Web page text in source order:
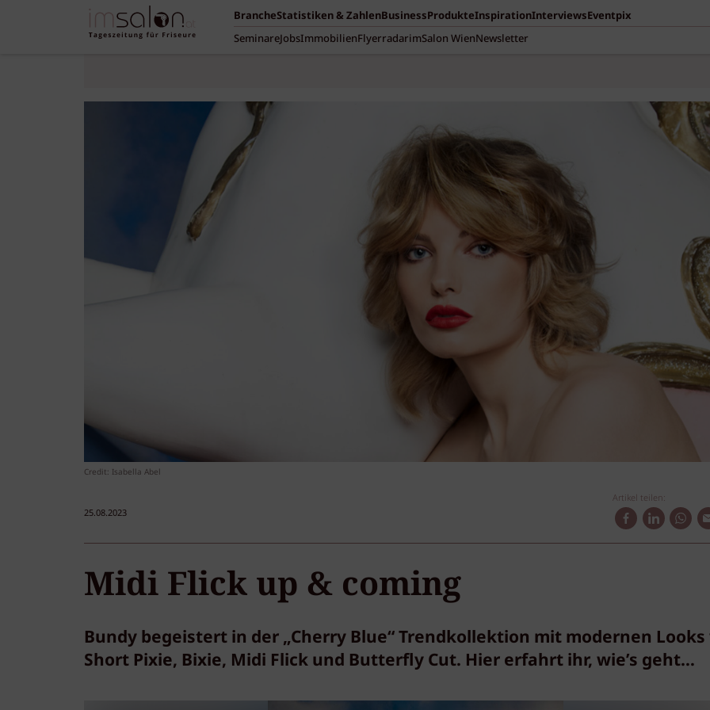
BrancheStatistiken & ZahlenBusinessProdukteInspirationInterviewsEventpix
SeminareJobsImmobilienFlyerradarimSalon WienNewsletter
Credit: Isabella Abel
25.08.2023
Artikel teilen:
Midi Flick up & coming
Bundy begeistert in der „Cherry Blue“ Trendkollektion mit modernen
Short Pixie, Bixie, Midi Flick und Butterfly Cut. Hier erfahrt ihr, wie’s geht…